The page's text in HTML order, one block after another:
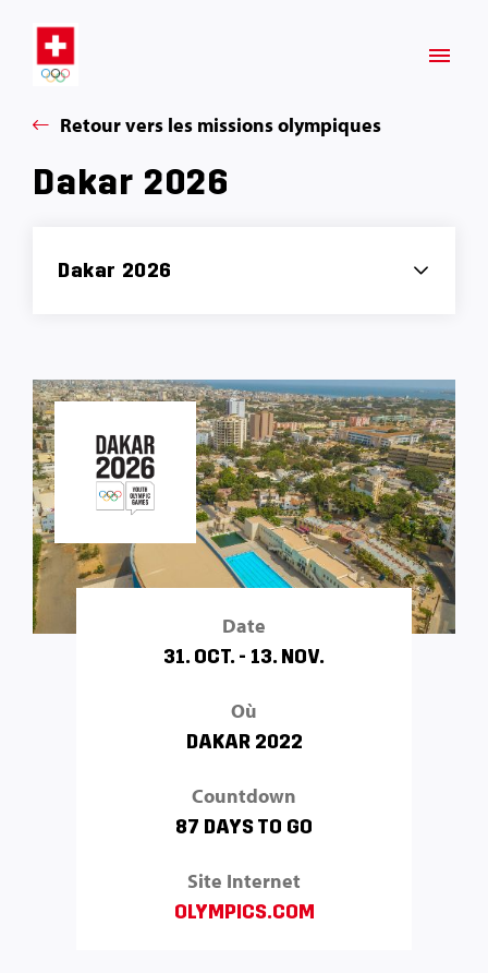
Retour vers les missions olympiques
Dakar 2026
Dakar 2026
Date
31. OCT. - 13. NOV.
Où
DAKAR 2022
Countdown
87 DAYS TO GO
Site Internet
OLYMPICS.COM